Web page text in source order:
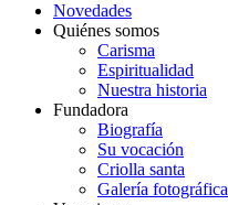
Novedades
Quiénes somos
Carisma
Espiritualidad
Nuestra historia
Fundadora
Biografía
Su vocación
Criolla santa
Galería fotográfica